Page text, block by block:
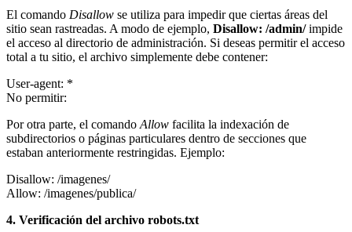
El comando Disallow se utiliza para impedir que ciertas áreas del
sitio sean rastreadas. A modo de ejemplo, Disallow: /admin/impide
el acceso al directorio de administración. Si deseas permitir el acceso
total a tu sitio, el archivo simplemente debe contener:
User-agent: *
No permitir:
Por otra parte, el comando Allow facilita la indexación de
subdirectorios o páginas particulares dentro de secciones que
estaban anteriormente restringidas. Ejemplo:
Disallow: /imagenes/
Allow: /imagenes/publica/
4. Verificación del archivo robots.txt